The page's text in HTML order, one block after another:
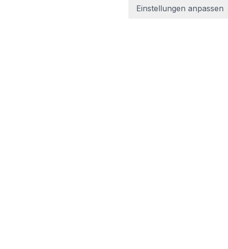
Einstellungen anpassen